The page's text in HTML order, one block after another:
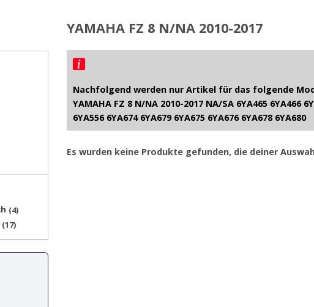
4
17
YAMAHA FZ 8 N/NA 2010-2017
Nachfolgend werden nur Artikel für das folgende
YAMAHA FZ 8 N/NA 2010-2017 NA/SA 6YA465 6YA466
6YA556 6YA674 6YA679 6YA675 6YA676 6YA678 6YA680
Es wurden keine Produkte gefunden, die deiner